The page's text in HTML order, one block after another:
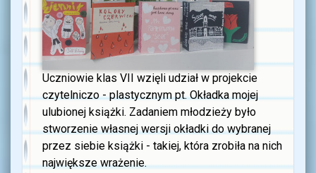
Uczniowie klas VII wzięli udział w projekcie
czytelniczo - plastycznym pt. Okładka mojej
ulubionej książki. Zadaniem młodzieży było
stworzenie własnej wersji okładki do wybranej
przez siebie książki - takiej, która zrobiła na nich
największe wrażenie.